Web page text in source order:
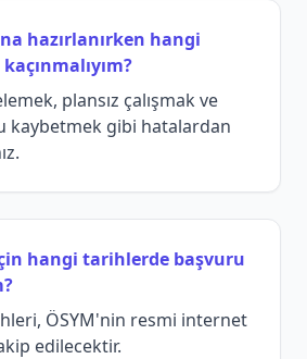
hazırlanırken hangi
plansız çalışmak ve
kaybetmek gibi hatalardan
hangi tarihlerde başvuru
ÖSYM'nin resmi internet
edilecektir.